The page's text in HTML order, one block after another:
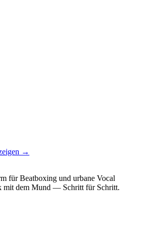
→
für Beatboxing und urbane Vocal
mit dem Mund — Schritt für Schritt.